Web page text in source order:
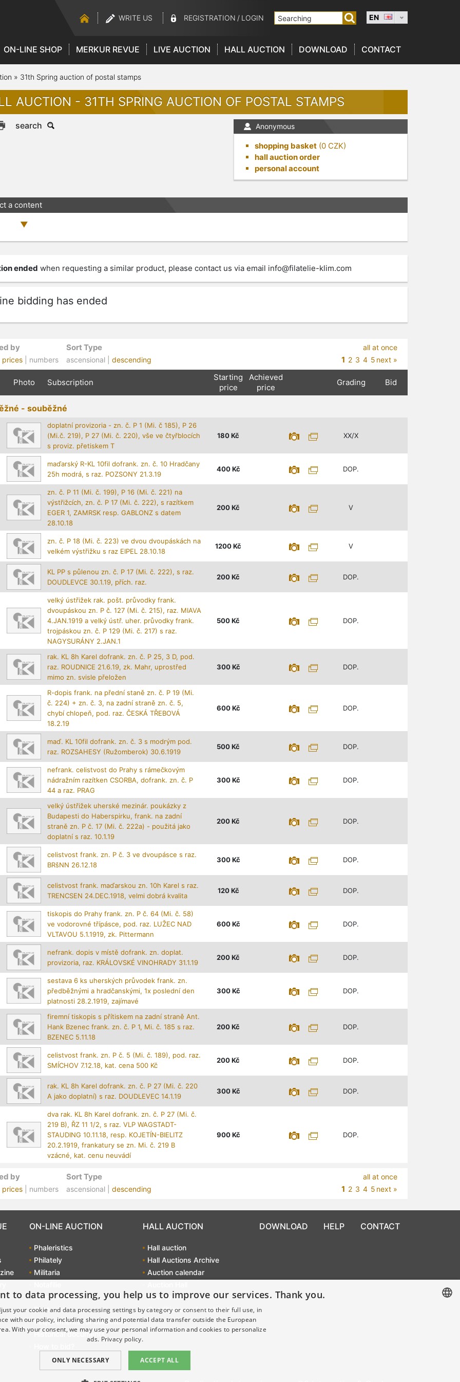
WRITE US REGISTRATION / LOGIN EN
ON-LINE SHOP MERKUR REVUE LIVE AUCTION HALL AUCTION DOWNLOAD CONTACT
» 31th Spring auction of postal stamps
AUCTION - 31TH SPRING AUCTION OF POSTAL STAMPS
Anonymous
shopping basket (0 CZK)
hall auction order
personal account
search
a content
ended when requesting a similar product, please contact us via email info@filatelie-klim.com
bidding has ended
by
prices| numbers
Sort Type
ascensional | descending
all at once
1 2 3 4 5 next »
Photo Subscription
Starting
price
Achieved
price
Grading Bid
- souběžné
doplatní provizoria - zn. č. P 1 (Mi. č 185), P 26
(Mi.č. 219), P 27 (Mi. č. 220), vše ve čtyřblocích
s proviz. přetiskem T
180Kč XX/X
maďarský R-KL 10fil dofrank. zn. č. 10 Hradčany
25h modrá, s raz. POZSONY 21.3.19
400 Kč DOP.
zn. č. P 11 (Mi. č. 199), P 16 (Mi. č. 221) na
výstřižcích, zn. č. P 17 (Mi. č. 222), s razítkem
EGER 1, ZAMRSK resp. GABLONZ s datem
28.10.18
200Kč V
zn. č. P 18 (Mi. č. 223) ve dvou dvoupáskách na
velkém výstřižku s raz EIPEL 28.10.18
1200Kč V
KL PP s půlenou zn. č. P 17 (Mi. č. 222), s raz.
DOUDLEVCE 30.1.19, přích. raz.
200Kč DOP.
velký ústřižek rak. pošt. průvodky frank.
dvoupáskou zn. P č. 127 (Mi. č. 215), raz. MIAVA
4.JAN.1919 a velký ústř. uher. průvodky frank.
trojpáskou zn. č. P 129 (Mi. č. 217) s raz.
NAGYSURÁNY 2.JAN.1
500Kč DOP.
rak. KL 8h Karel dofrank. zn. č. P 25, 3 D, pod.
raz. ROUDNICE 21.6.19, zk. Mahr, uprostřed
mimo zn. svisle přeložen
300 Kč DOP.
R-dopis frank. na přední staně zn. č. P 19 (Mi.
č. 224) + zn. č. 3, na zadní straně zn. č. 5,
chybí chlopeň, pod. raz. ČESKÁ TŘEBOVÁ
18.2.19
600 Kč DOP.
maď. KL 10fil dofrank. zn. č. 3 s modrým pod.
raz. ROZSAHESY (Ružomberok) 30.6.1919
500Kč DOP.
nefrank. celistvost do Prahy s rámečkovým
nádražním razítken CSORBA, dofrank. zn. č. P
44 a raz. PRAG
300 Kč DOP.
velký ústřižek uherské mezinár. poukázky z
Budapesti do Haberspirku, frank. na zadní
straně zn. P č. 17 (Mi. č. 222a) - použitá jako
doplatní s raz. 10.1.19
200Kč DOP.
celistvost frank. zn. P č. 3 ve dvoupásce s raz.
BRšNN 26.12.18
300 Kč DOP.
celistvost frank. maďarskou zn. 10h Karel s raz.
TRENCSEN 24.DEC.1918, velmi dobrá kvalita
120 Kč DOP.
tiskopis do Prahy frank. zn. P č. 64 (Mi. č. 58)
ve vodorovné třípásce, pod. raz. LUŽEC NAD
VLTAVOU 5.1.1919, zk. Pittermann
600 Kč DOP.
nefrank. dopis v místě dofrank. zn. doplat.
provizoria, raz. KRÁLOVSKÉ VINOHRADY 31.1.19
200Kč DOP.
sestava 6 ks uherských průvodek frank. zn.
předběžnými a hradčanskými, 1x poslední den
platnosti 28.2.1919, zajímavé
300 Kč DOP.
firemní tiskopis s přítiskem na zadní straně Ant.
Hank Bzenec frank. zn. č. P 1, Mi. č. 185 s raz.
BZENEC 5.11.18
200Kč DOP.
celistvost frank. zn. P č. 5 (Mi. č. 189), pod. raz.
SMÍCHOV 7.12.18, kat. cena 500 Kč
200Kč DOP.
rak. KL 8h Karel dofrank. zn. č. P 27 (Mi. č. 220
A jako doplatní) s raz. DOUDLEVEC 14.1.19
300 Kč DOP.
dva rak. KL 8h Karel dofrank. zn. č. P 27 (Mi. č.
219 B), ŘZ 11 1/2, s raz. VLP WAGSTADT-
STAUDING 10.11.18, resp. KOJETÍN-BIELITZ
20.2.1919, frankatury se zn. Mi. č. 219 B
vzácné, kat. cenu neuvádí
900 Kč DOP.
by
prices| numbers
Sort Type
ascensional | descending
all at once
1 2 3 4 5 next »
ON-LINE AUCTION
Phaleristics
Philately
Militaria
Numismatics
Postcards
Requirements for collectors
Historical documents
HALL AUCTION
Hall auction
Hall Auctions Archive
Auction calendar
How to bid?
Conditions and explanations
DOWNLOAD HELP CONTACT
to data processing, you help us to improve our services. Thank you.
your cookie and data processing settings by category or consent to their full use, in
with our policy, including sharing and potential data transfer outside the European
With your consent, we may use your personal information and cookies to personalize
ads. Privacy policy.
ACCEPT ALL
ONLY NECESSARY